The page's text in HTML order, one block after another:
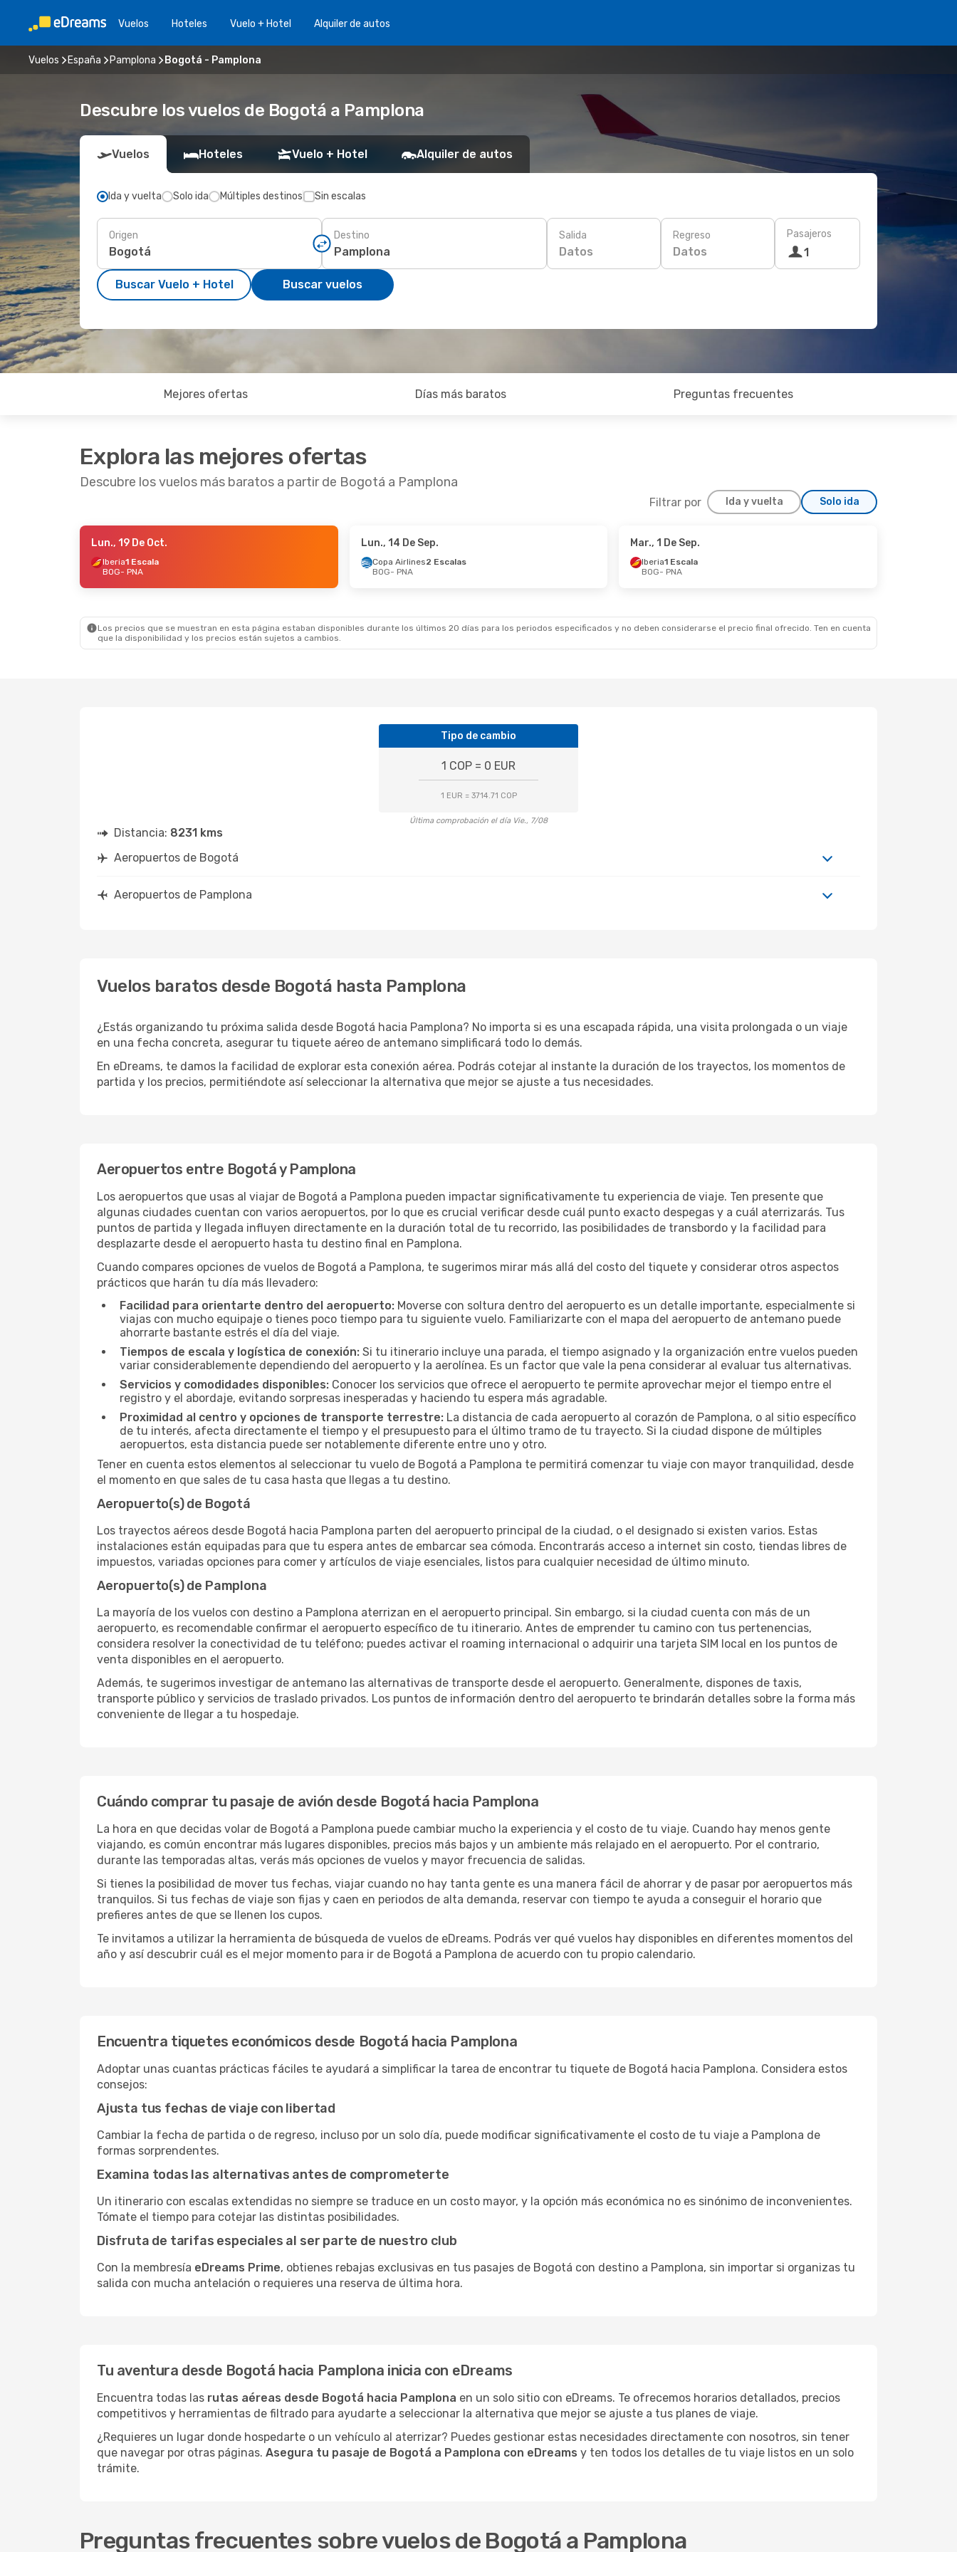
Vuelos Hoteles Vuelo + Hotel Alquiler de autos
Vuelos España Pamplona Bogotá - Pamplona
Descubre los vuelos de Bogotá a Pamplona
Vuelos Hoteles Vuelo + Hotel Alquiler de autos
Ida y vuelta Solo ida Múltiples destinos Sin escalas
Origen Destino Salida
Datos
Regreso
Datos
Pasajeros
1
Buscar Vuelo + Hotel Buscar vuelos
Mejores ofertas Días más baratos Preguntas frecuentes
Explora las mejores ofertas
Descubre los vuelos más baratos a partir de Bogotá a Pamplona
Filtrar por Ida y vuelta Solo ida
- Lun., 2 De Nov. - Vie., 25 De Sep. - Vie., 11 De Sep.
Dom., 23 De Ago.- Dom., 30 De Ago.
Lun., 19 De Oct.
Iberia1 Escala
BOG- PNA
Lun., 14 De Sep.
Copa Airlines2 Escalas
BOG- PNA
Mar., 1 De Sep.
Iberia1 Escala
BOG- PNA
Los precios que se muestran en esta página estaban disponibles durante los últimos 20 días para los periodos especificados y no deben considerarse el precio final ofrecido. Ten en cuenta
que la disponibilidad y los precios están sujetos a cambios.
Tipo de cambio
1 COP = 0 EUR
1 EUR = 3714.71 COP
Última comprobación el día Vie., 7/08
Distancia: 8231 kms
Aeropuertos de Bogotá
Aeropuertos de Pamplona
Vuelos baratos desde Bogotá hasta Pamplona
¿Estás organizando tu próxima salida desde Bogotá hacia Pamplona? No importa si es una escapada rápida, una visita prolongada o un viaje
en una fecha concreta, asegurar tu tiquete aéreo de antemano simplificará todo lo demás.
En eDreams, te damos la facilidad de explorar esta conexión aérea. Podrás cotejar al instante la duración de los trayectos, los momentos de
partida y los precios, permitiéndote así seleccionar la alternativa que mejor se ajuste a tus necesidades.
Aeropuertos entre Bogotá y Pamplona
Los aeropuertos que usas al viajar de Bogotá a Pamplona pueden impactar significativamente tu experiencia de viaje. Ten presente que
algunas ciudades cuentan con varios aeropuertos, por lo que es crucial verificar desde cuál punto exacto despegas y a cuál aterrizarás. Tus
puntos de partida y llegada influyen directamente en la duración total de tu recorrido, las posibilidades de transbordo y la facilidad para
desplazarte desde el aeropuerto hasta tu destino final en Pamplona.
Cuando compares opciones de vuelos de Bogotá a Pamplona, te sugerimos mirar más allá del costo del tiquete y considerar otros aspectos
prácticos que harán tu día más llevadero:
Facilidad para orientarte dentro del aeropuerto: Moverse con soltura dentro del aeropuerto es un detalle importante, especialmente si
viajas con mucho equipaje o tienes poco tiempo para tu siguiente vuelo. Familiarizarte con el mapa del aeropuerto de antemano puede
ahorrarte bastante estrés el día del viaje.
Tiempos de escala y logística de conexión: Si tu itinerario incluye una parada, el tiempo asignado y la organización entre vuelos pueden
variar considerablemente dependiendo del aeropuerto y la aerolínea. Es un factor que vale la pena considerar al evaluar tus alternativas.
Servicios y comodidades disponibles: Conocer los servicios que ofrece el aeropuerto te permite aprovechar mejor el tiempo entre el
registro y el abordaje, evitando sorpresas inesperadas y haciendo tu espera más agradable.
Proximidad al centro y opciones de transporte terrestre: La distancia de cada aeropuerto al corazón de Pamplona, o al sitio específico
de tu interés, afecta directamente el tiempo y el presupuesto para el último tramo de tu trayecto. Si la ciudad dispone de múltiples
aeropuertos, esta distancia puede ser notablemente diferente entre uno y otro.
Tener en cuenta estos elementos al seleccionar tu vuelo de Bogotá a Pamplona te permitirá comenzar tu viaje con mayor tranquilidad, desde
el momento en que sales de tu casa hasta que llegas a tu destino.
Aeropuerto(s) de Bogotá
Los trayectos aéreos desde Bogotá hacia Pamplona parten del aeropuerto principal de la ciudad, o el designado si existen varios. Estas
instalaciones están equipadas para que tu espera antes de embarcar sea cómoda. Encontrarás acceso a internet sin costo, tiendas libres de
impuestos, variadas opciones para comer y artículos de viaje esenciales, listos para cualquier necesidad de último minuto.
Aeropuerto(s) de Pamplona
La mayoría de los vuelos con destino a Pamplona aterrizan en el aeropuerto principal. Sin embargo, si la ciudad cuenta con más de un
aeropuerto, es recomendable confirmar el aeropuerto específico de tu itinerario. Antes de emprender tu camino con tus pertenencias,
considera resolver la conectividad de tu teléfono; puedes activar el roaming internacional o adquirir una tarjeta SIM local en los puntos de
venta disponibles en el aeropuerto.
Además, te sugerimos investigar de antemano las alternativas de transporte desde el aeropuerto. Generalmente, dispones de taxis,
transporte público y servicios de traslado privados. Los puntos de información dentro del aeropuerto te brindarán detalles sobre la forma más
conveniente de llegar a tu hospedaje.
Cuándo comprar tu pasaje de avión desde Bogotá hacia Pamplona
La hora en que decidas volar de Bogotá a Pamplona puede cambiar mucho la experiencia y el costo de tu viaje. Cuando hay menos gente
viajando, es común encontrar más lugares disponibles, precios más bajos y un ambiente más relajado en el aeropuerto. Por el contrario,
durante las temporadas altas, verás más opciones de vuelos y mayor frecuencia de salidas.
Si tienes la posibilidad de mover tus fechas, viajar cuando no hay tanta gente es una manera fácil de ahorrar y de pasar por aeropuertos más
tranquilos. Si tus fechas de viaje son fijas y caen en periodos de alta demanda, reservar con tiempo te ayuda a conseguir el horario que
prefieres antes de que se llenen los cupos.
Te invitamos a utilizar la herramienta de búsqueda de vuelos de eDreams. Podrás ver qué vuelos hay disponibles en diferentes momentos del
año y así descubrir cuál es el mejor momento para ir de Bogotá a Pamplona de acuerdo con tu propio calendario.
Encuentra tiquetes económicos desde Bogotá hacia Pamplona
Adoptar unas cuantas prácticas fáciles te ayudará a simplificar la tarea de encontrar tu tiquete de Bogotá hacia Pamplona. Considera estos
consejos:
Ajusta tus fechas de viaje con libertad
Cambiar la fecha de partida o de regreso, incluso por un solo día, puede modificar significativamente el costo de tu viaje a Pamplona de
formas sorprendentes.
Examina todas las alternativas antes de comprometerte
Un itinerario con escalas extendidas no siempre se traduce en un costo mayor, y la opción más económica no es sinónimo de inconvenientes.
Tómate el tiempo para cotejar las distintas posibilidades.
Disfruta de tarifas especiales al ser parte de nuestro club
Con la membresía eDreams Prime, obtienes rebajas exclusivas en tus pasajes de Bogotá con destino a Pamplona, sin importar si organizas tu
salida con mucha antelación o requieres una reserva de última hora.
Tu aventura desde Bogotá hacia Pamplona inicia con eDreams
Encuentra todas las rutas aéreas desde Bogotá hacia Pamplona en un solo sitio con eDreams. Te ofrecemos horarios detallados, precios
competitivos y herramientas de filtrado para ayudarte a seleccionar la alternativa que mejor se ajuste a tus planes de viaje.
¿Requieres un lugar donde hospedarte o un vehículo al aterrizar? Puedes gestionar estas necesidades directamente con nosotros, sin tener
que navegar por otras páginas. Asegura tu pasaje de Bogotá a Pamplona con eDreams y ten todos los detalles de tu viaje listos en un solo
trámite.
Preguntas frecuentes sobre vuelos de Bogotá a Pamplona